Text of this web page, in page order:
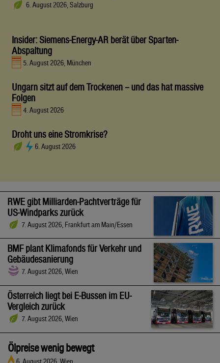
6. August 2026, Salzburg
Insider: Siemens-Energy-AR berät über Sparten-
Abspaltung
5. August 2026, München
Ungarn sitzt auf dem Trockenen – und das hat massive
Folgen
4. August 2026
Droht uns eine Stromkrise?
6. August 2026
RWE gibt Milliarden-Pachtverträge für
US-Windparks zurück
7. August 2026, Frankfurt am Main/Essen
BMF plant Klimafonds für Verkehr und
Gebäudesanierung
7. August 2026, Wien
Österreich liegt bei E-Bussen im EU-
Vergleich zurück
7. August 2026, Wien
Ölpreise wenig bewegt